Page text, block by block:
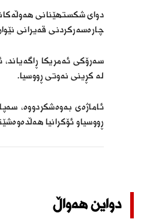
دوای شکستهێنانی
چارەسەرکردنى قەیرانى
سەرۆکی ئەمریکا
لە كڕینی نەوتی ڕووسیا.
ڕووسیاو ئۆكرانیا
دواین هەواڵ